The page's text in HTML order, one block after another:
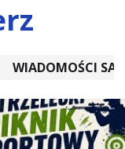
WIADOMOŚCI